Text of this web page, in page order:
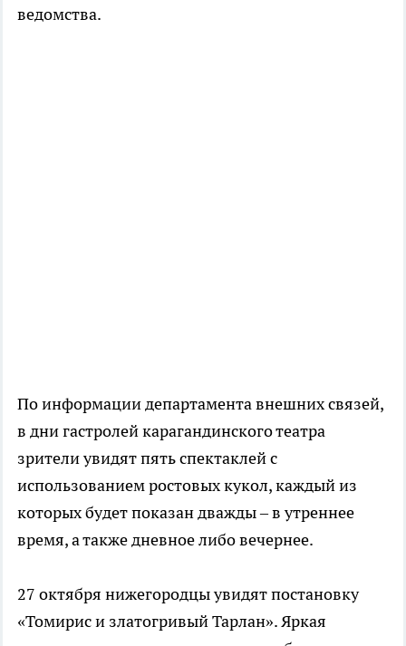
ведомства.
По информации департамента внешних связей,
в дни гастролей карагандинского театра
зрители увидят пять спектаклей с
использованием ростовых кукол, каждый из
которых будет показан дважды – в утреннее
время, а также дневное либо вечернее.
27 октября нижегородцы увидят постановку
«Томирис и златогривый Тарлан». Яркая